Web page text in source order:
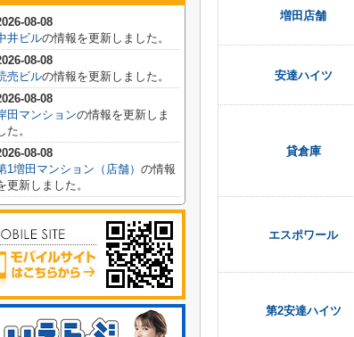
増田店舗
安達ハイツ
貸倉庫
エスポワール
第2安達ハイツ
08-08
井ビルの情報を更新しました。
08-08
売ビルの情報を更新しました。
08-08
田マンションの情報を更新しま
た。
08-08
1増田マンション（店舗） の情報
更新しました。